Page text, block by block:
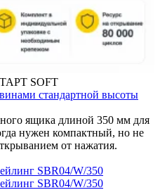
SOFT
стандартной высоты
ящика длиной 350 мм для
нужен компактный, но не
от нажатия.
SBR04/W/350
SBR04/W/350